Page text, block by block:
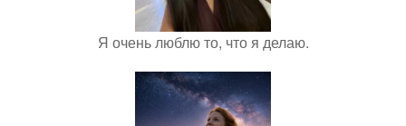
Я очень люблю то, что я делаю.